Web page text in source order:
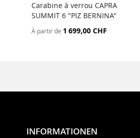
Carabine à verrou CAPRA
SUMMIT 6 "PIZ BERNINA"
À partir de 1 699,00 CHF
INFORMATIONEN